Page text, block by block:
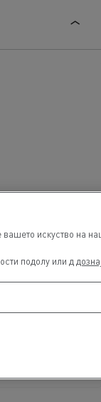
искуство на
подолу или д